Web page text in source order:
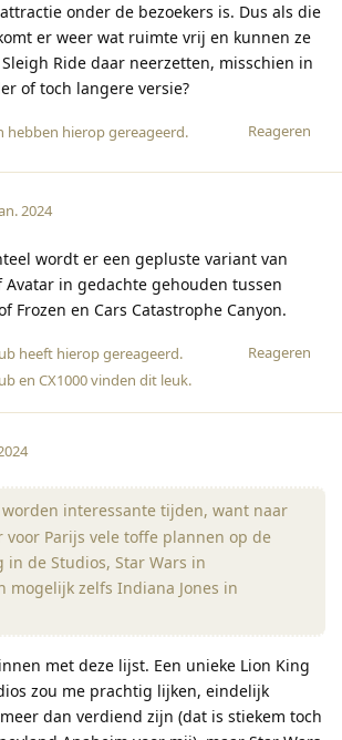
onder de bezoekers is. Dus als die
er weer wat ruimte vrij en kunnen ze
Ride daar neerzetten, misschien in
of toch langere versie?
Reageren
hebben hierop gereageerd.
2024
wordt er een gepluste variant van
Avatar in gedachte gehouden tussen
Frozen en Cars Catastrophe Canyon.
Reageren
heeft hierop gereageerd.
en CX1000vinden dit leuk.
worden interessante tijden, want naar
Parijs vele toffe plannen op de
in de Studios, Star Wars in
mogelijk zelfs Indiana Jones in
met deze lijst. Een unieke Lion King
zou me prachtig lijken, eindelijk
dan verdiend zijn (dat is stiekem toch